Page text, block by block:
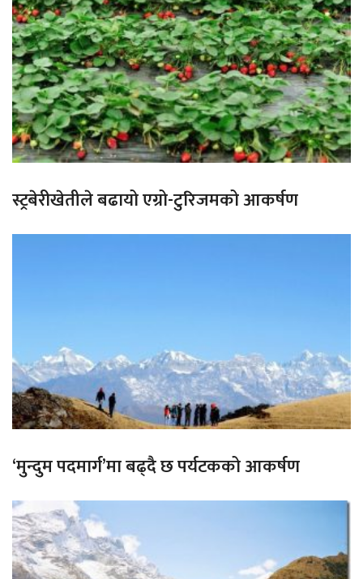
स्ट्रबेरीखेतीले बढायो एग्रो-टुरिजमको आकर्षण
‘मुन्दुम पदमार्ग’मा बढ्दै छ पर्यटकको आकर्षण